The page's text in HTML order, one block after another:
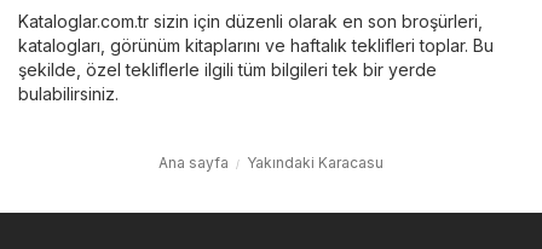
Kataloglar.com.tr sizin için düzenli olarak en son broşürleri,
katalogları, görünüm kitaplarını ve haftalık teklifleri toplar. Bu
şekilde, özel tekliflerle ilgili tüm bilgileri tek bir yerde
bulabilirsiniz.
Ana sayfa Yakındaki Karacasu